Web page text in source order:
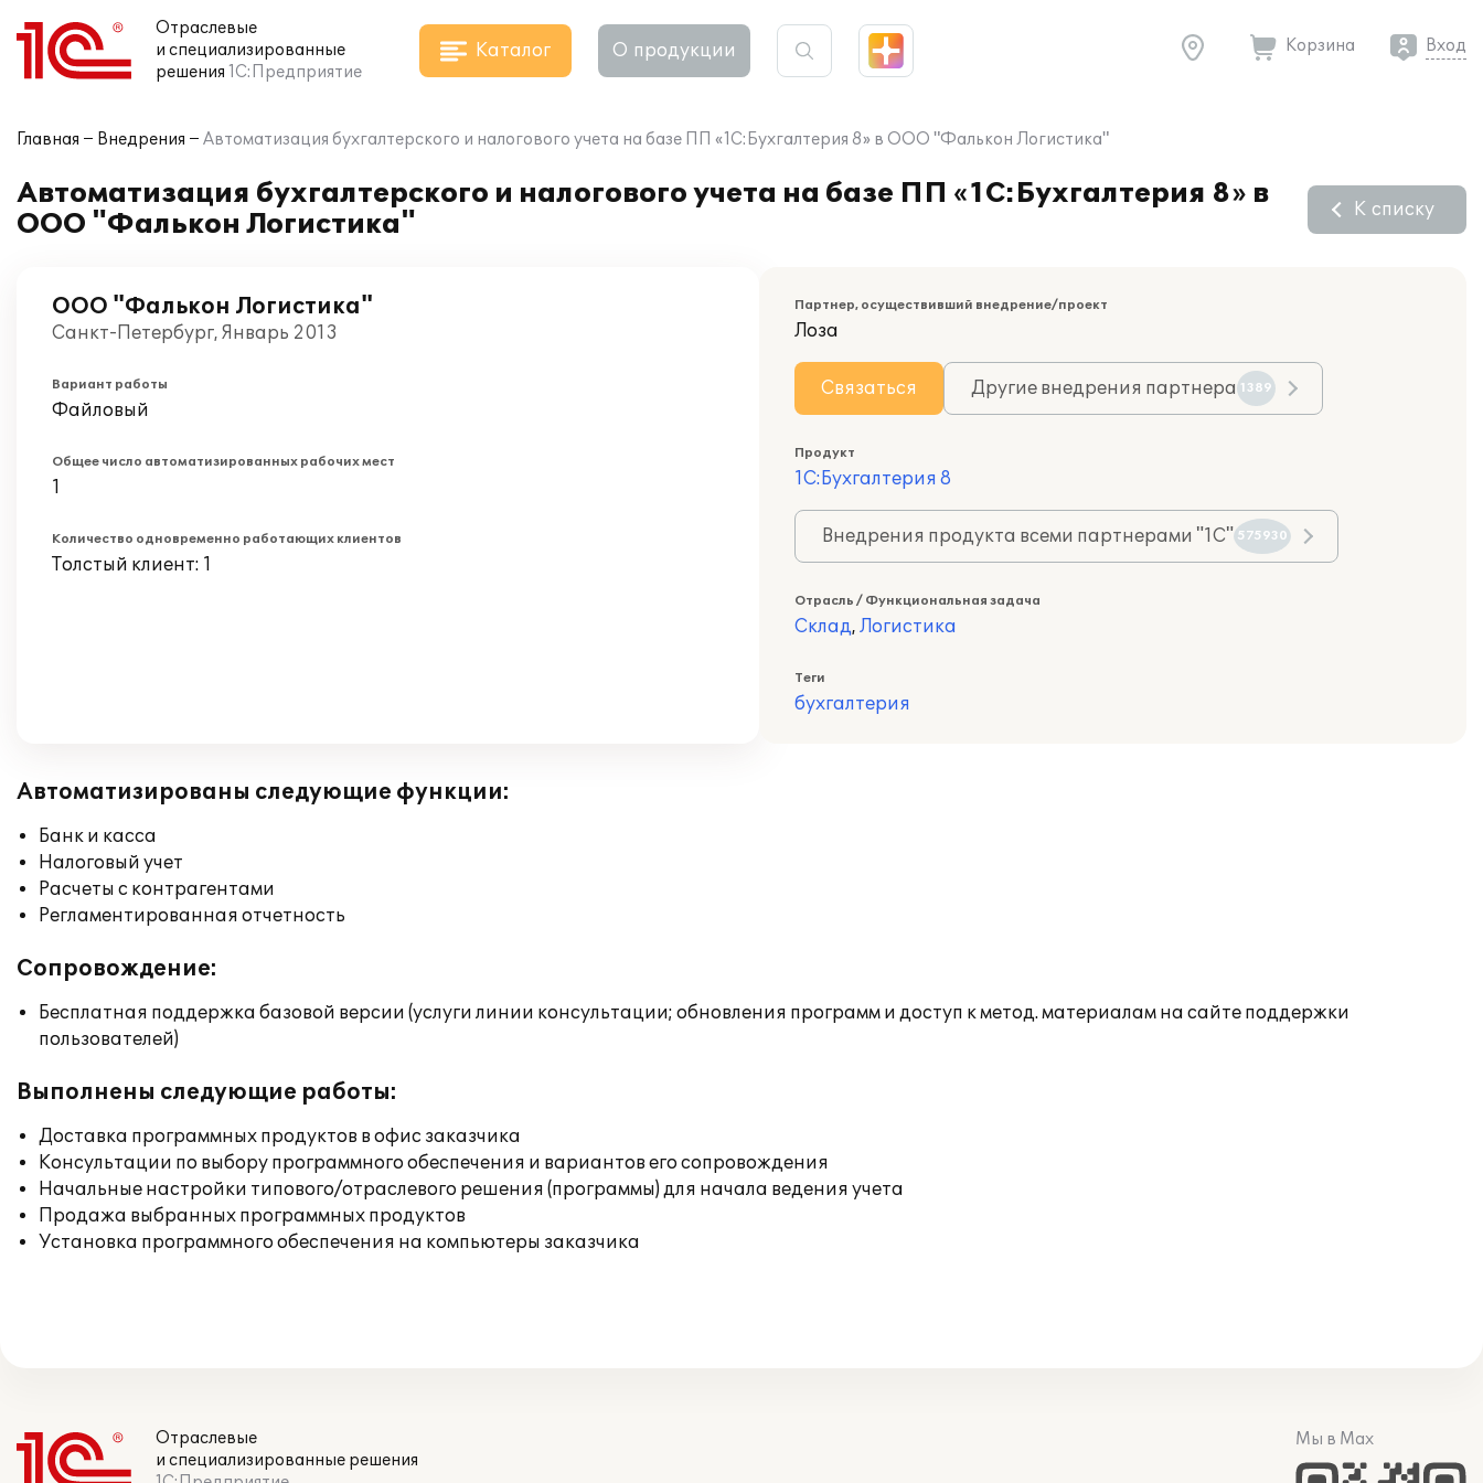
Отраслевые
и специализированные
решения 1С:Предприятие
Каталог О продукции Корзина Вход
Главная Внедрения Автоматизация бухгалтерского и налогового учета на базе ПП «1С:Бухгалтерия 8» в ООО "Фалькон Логистика"
Автоматизация бухгалтерского и налогового учета на базе ПП «1С:Бухгалтерия 8» в
ООО "Фалькон Логистика"
К списку
ООО "Фалькон Логистика"
Санкт-Петербург, Январь 2013
Вариант работы
Файловый
Общее число автоматизированных рабочих мест
1
Количество одновременно работающих клиентов
Толстый клиент: 1
Партнер, осуществивший внедрение/проект
Лоза
Связаться Другие внедрения партнера 1389
Продукт
1С:Бухгалтерия 8
Внедрения продукта всеми партнерами "1С" 575930
Отрасль / Функциональная задача
Склад, Логистика
Теги
бухгалтерия
Автоматизированы следующие функции:
Банк и касса
Налоговый учет
Расчеты с контрагентами
Регламентированная отчетность
Сопровождение:
Бесплатная поддержка базовой версии (услуги линии консультации; обновления программ и доступ к метод. материалам на сайте поддержки
пользователей)
Выполнены следующие работы:
Доставка программных продуктов в офис заказчика
Консультации по выбору программного обеспечения и вариантов его сопровождения
Начальные настройки типового/отраслевого решения (программы) для начала ведения учета
Продажа выбранных программных продуктов
Установка программного обеспечения на компьютеры заказчика
Отраслевые
и специализированные решения
Мы в Max